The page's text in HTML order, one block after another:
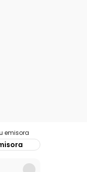
emisora